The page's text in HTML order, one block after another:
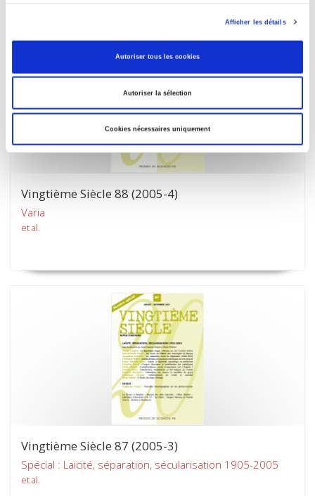
Afficher les détails
Autoriser tous les cookies
Autoriser la sélection
Cookies nécessaires uniquement
Vingtième Siècle 88 (2005-4)
Varia
et al.
Vingtième Siècle 87 (2005-3)
Spécial : Laïcité, séparation, sécularisation 1905-2005
et al.